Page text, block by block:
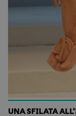
UNA SFILATA